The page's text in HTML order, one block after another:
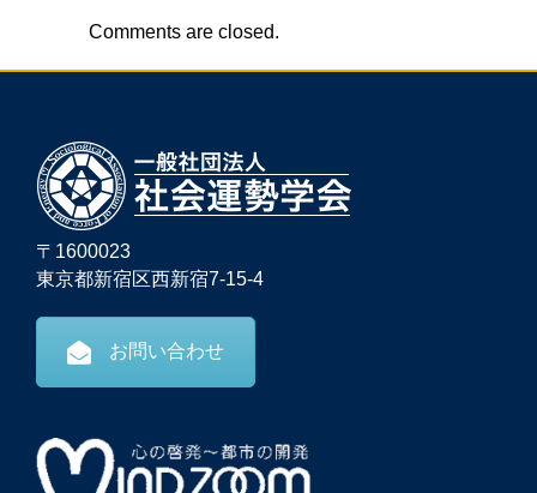
Comments are closed.
〒1600023
東京都新宿区西新宿7-15-4
お問い合わせ